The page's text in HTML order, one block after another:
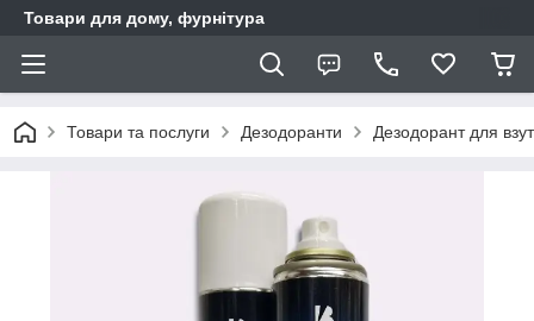
Товари для дому, фурнітура
Товари та послуги Дезодоранти Дезодорант для